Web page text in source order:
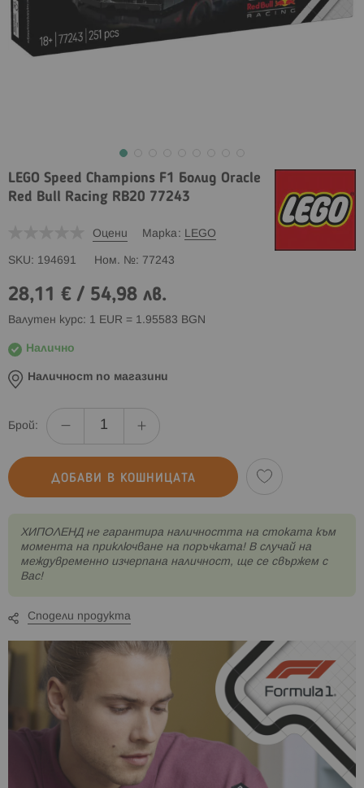
LEGO Speed Champions F1 Болид Oracle
Red Bull Racing RB20 77243
Оцени Марка LEGO
SKU 194691 Ном. № 77243
28,11 € / 54,98 лв.
Валутен курс: 1 EUR = 1.95583 BGN
Налично
Наличност по магазини
Брой:
ДОБАВИ В КОШНИЦАТА
XИПОЛЕНД не гарантира наличността на стоката към
момента на приключване на поръчката! В случай на
междувременно изчерпана наличност, ще се свържем с
Вас!
Сподели продукта